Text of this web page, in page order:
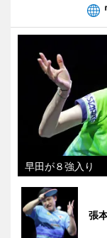
早田が８強入り
張